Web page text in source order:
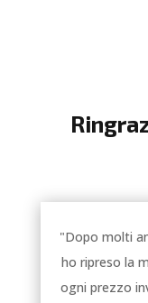
"Dopo molti
ho ripreso la
ogni prezzo